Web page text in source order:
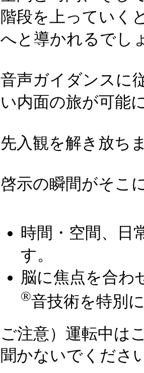
階段を上っていく
へと導かれるでし
音声ガイダンスに
い内面の旅が可能
先入観を解き放ち
啓示の瞬間がそこ
時間・空間、日
す。
脳に焦点を合わ
®音技術を特別
ご注意）運転中は
聞かないでくださ